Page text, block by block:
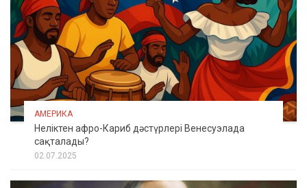
АМЕРИКА
Неліктен афро-Кариб дәстүрлері Венесуэлада
сақталады?
02.07.2025